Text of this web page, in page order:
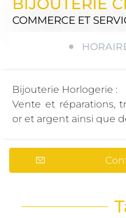
COMMERCE ET
Bijouterie Horlogerie :
Vente et réparations,
or et argent ainsi que